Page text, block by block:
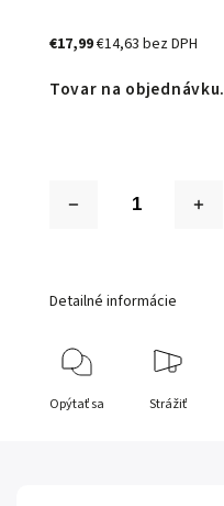
€17,99€14,63 bez DPH
Tovar na objednávku.
Detailné informácie
Opýtať sa Strážiť